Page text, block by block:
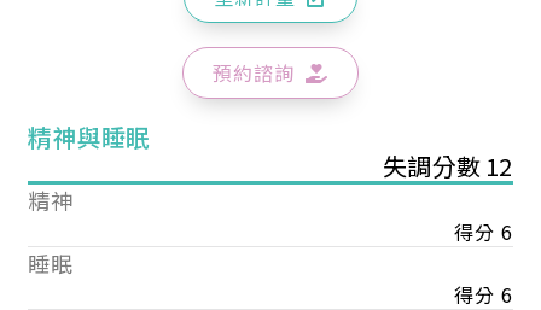
預約諮詢
精神與睡眠
失調分數 12
精神
得分 6
睡眠
得分 6